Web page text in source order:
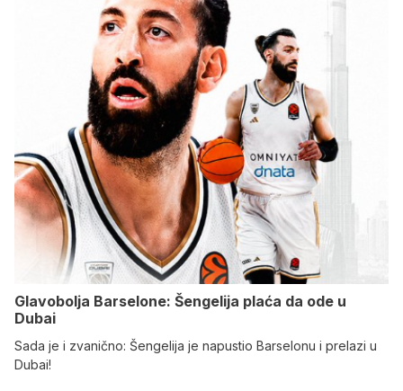
Glavobolja Barselone: Šengelija plaća da ode u
Dubai
Sada je i zvanično: Šengelija je napustio Barselonu i prelazi u
Dubai!